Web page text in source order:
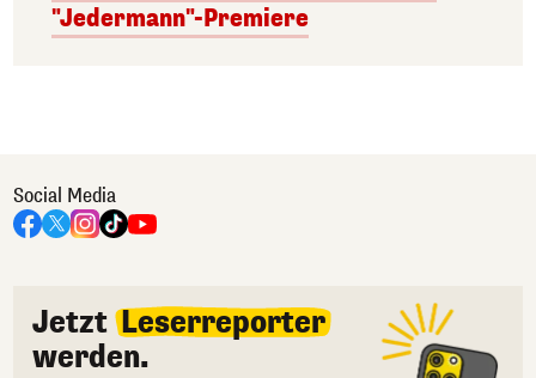
"Jedermann"-Premiere
Social Media
Jetzt Leserreporter
werden.